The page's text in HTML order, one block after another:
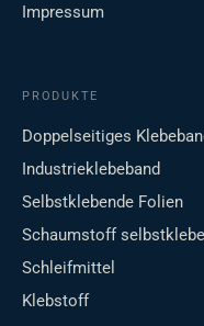
Impressum
PRODUKTE
Doppelseitiges
Industrieklebeband
Selbstklebende Folien
Schaumstoff
Schleifmittel
Klebstoff